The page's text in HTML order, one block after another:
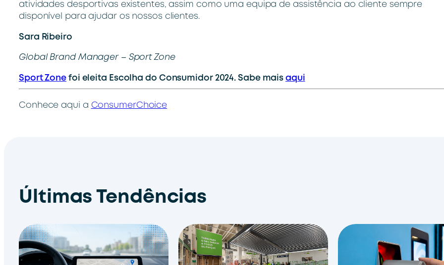
atividades desportivas existentes, assim como uma equipa de assistência ao cliente sempre
disponível para ajudar os nossos clientes.
Sara Ribeiro
Global Brand Manager – Sport Zone
Sport Zone foi eleita Escolha do Consumidor 2024. Sabe maisaqui
Conhece aqui a ConsumerChoice
Últimas Tendências